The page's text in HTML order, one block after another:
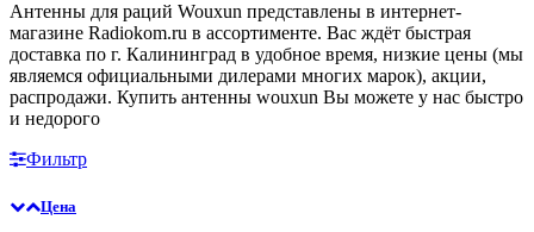
Антенны для раций Wouxun представлены в интернет-
магазине Radiokom.ru в ассортименте. Вас ждёт быстрая
доставка по г. Калининград в удобное время, низкие цены (мы
являемся официальными дилерами многих марок), акции,
распродажи. Купить антенны wouxun Вы можете у нас быстро
и недорого
Фильтр
Цена